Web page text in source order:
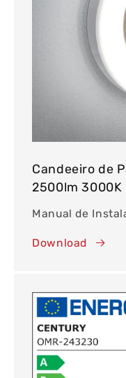
Candeeiro de
2500lm 3000K
Manual de
Download